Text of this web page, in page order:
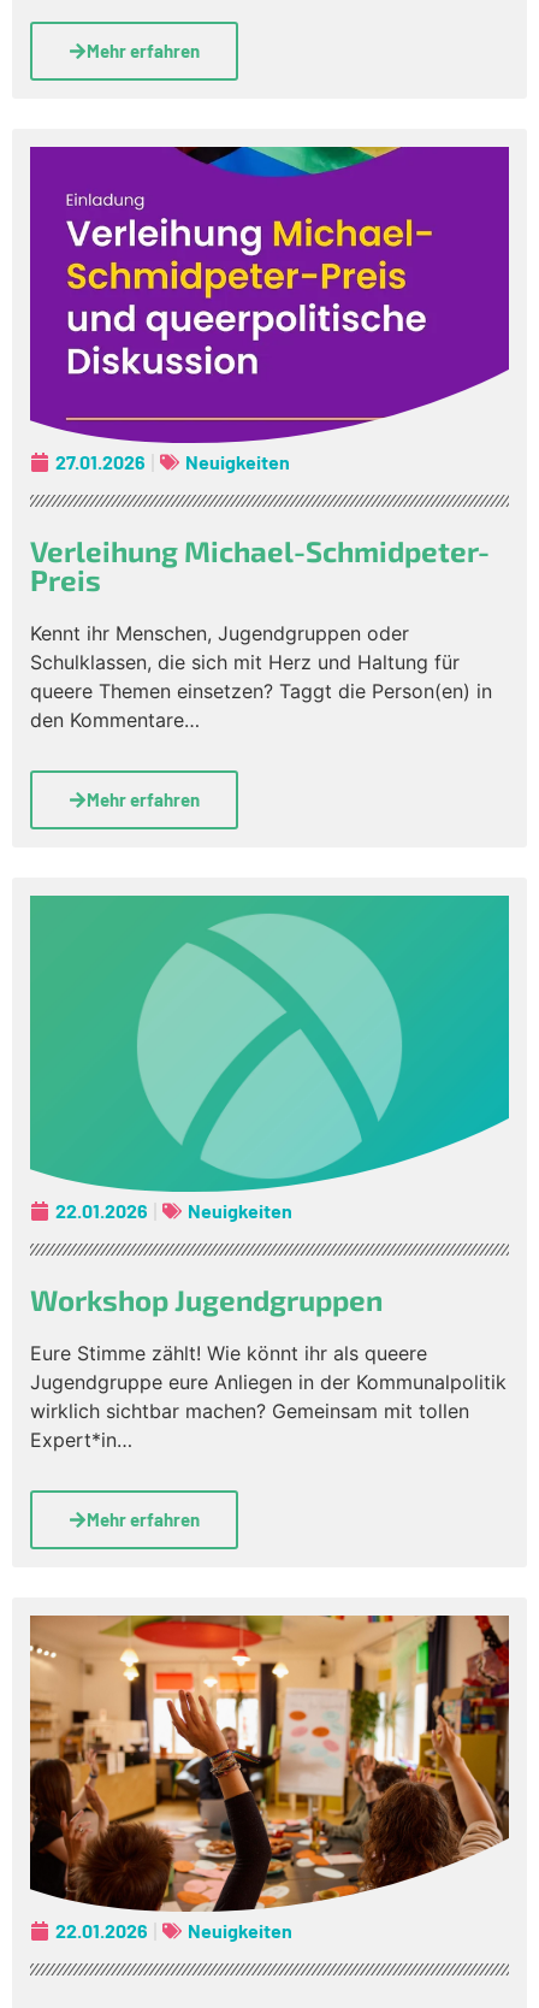
Mehr erfahren
27.01.2026 Neuigkeiten
Verleihung Michael-Schmidpeter-
Preis
Kennt ihr Menschen, Jugendgruppen oder
Schulklassen, die sich mit Herz und Haltung für
queere Themen einsetzen? Taggt die Person(en) in
den Kommentare…
Mehr erfahren
22.01.2026 Neuigkeiten
Workshop Jugendgruppen
Eure Stimme zählt! Wie könnt ihr als queere
Jugendgruppe eure Anliegen in der Kommunalpolitik
wirklich sichtbar machen? Gemeinsam mit tollen
Expert*in…
Mehr erfahren
22.01.2026 Neuigkeiten